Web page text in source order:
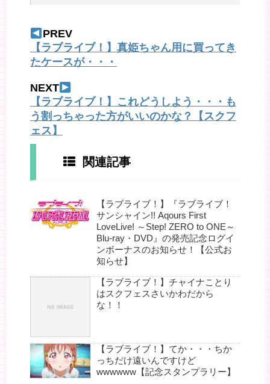
PREV
【ラブライブ！】真姫ちゃん用に買ってき
たケースが・・・
NEXT
【ラブライブ！】これどうしよう・・・も
う割っちゃった方がいいのかな？【スクフ
ェス】
関連記事
【ラブライブ！】『ラブライブ！
サンシャイン!! Aqours First
LoveLive! ～Step! ZERO to ONE～
Blu-ray・DVD』の発売記念ログイ
ンボーナスのお知らせ！【公式お
知らせ】
【ラブライブ！】チャイナことり
はスクフェスさいかわだから
な！！
【ラブライブ！】てか・・・ちか
っちだけ遠いんですけど
wwwwww【記念スタンプラリー】